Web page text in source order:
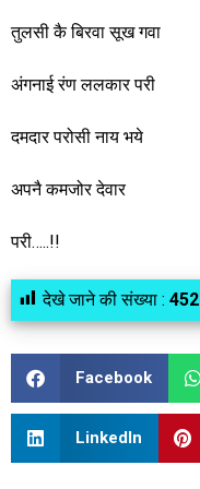
तुलसी कै बिरवा सूख गवा
अंगनाई रंण ललकार परी
दमदार परोसी नाय भये
अपनै कमजोर देवार
परी…..!!
देखे जाने की संख्या : 452
Facebook
LinkedIn